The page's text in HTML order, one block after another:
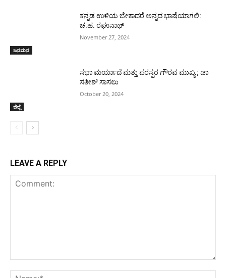
ಜನಮನ
ಕನ್ನಡ ಉಳಿಯ ಬೇಕಾದರೆ ಅನ್ನದ ಭಾಷೆಯಾಗಲಿ:
ಚ.ಹ. ರಘುನಾಥ್
November 27, 2024
ಜಿಲ್ಲೆ
ಸಭಾ ಮರ್ಯಾದೆ ಮತ್ತು ಪರಸ್ಪರ ಗೌರವ ಮುಖ್ಯ ; ಡಾ
ಸತೀಶ್ ಸಾಸಲು
October 20, 2024
LEAVE A REPLY